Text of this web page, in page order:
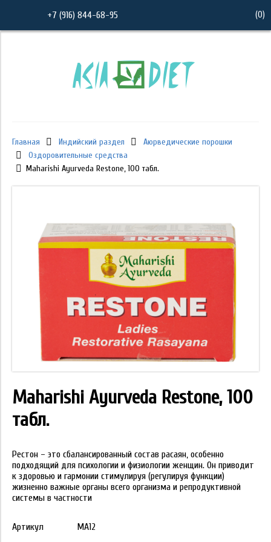
+7 (916) 844-68-95 (0)
Главная Индийский раздел
Аюрведические порошки
Оздоровительные средства
Maharishi Ayurveda Restone, 100 табл.
Maharishi Ayurveda Restone, 100
табл.
Рестон – это сбалансированный состав расаян, особенно
подходящий для психологии и физиологии женщин. Он приводит
к здоровью и гармонии стимулируя (регулируя функции)
жизненно важные органы всего организма и репродуктивной
системы в частности
Артикул MA12